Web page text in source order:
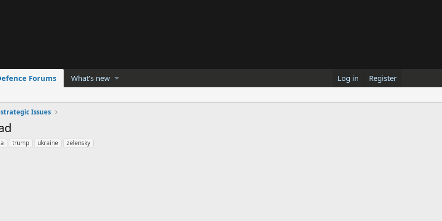
Forums What's new Log in Register
Issues
trump ukraine zelensky